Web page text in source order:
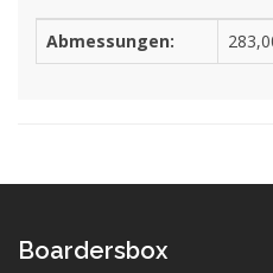
Abmessungen:
Boardersbox